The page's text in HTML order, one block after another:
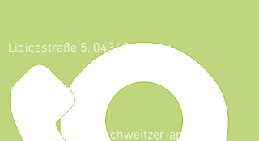
Lidicestraße 5, 04349 Leipzig
0341 - 921 46 59
info@albert-schweitzer-apotheke-